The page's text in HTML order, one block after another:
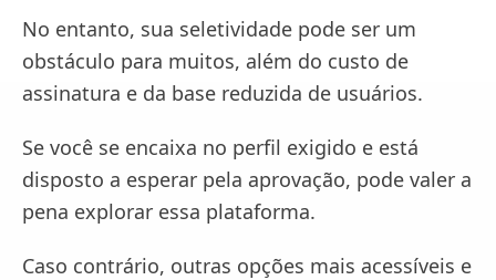
No entanto, sua seletividade pode ser um
obstáculo para muitos, além do custo de
assinatura e da base reduzida de usuários.
Se você se encaixa no perfil exigido e está
disposto a esperar pela aprovação, pode valer a
pena explorar essa plataforma.
Caso contrário, outras opções mais acessíveis e